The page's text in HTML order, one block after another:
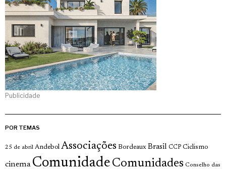
Publicidade
POR TEMAS
25 de abril Andebol Associações Bordeaux Brasil CCP Ciclismo
cinema Comunidade Comunidades Conselho das